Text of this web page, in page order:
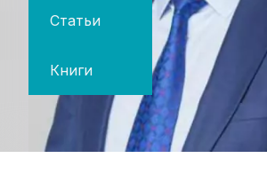
Статьи
Книги